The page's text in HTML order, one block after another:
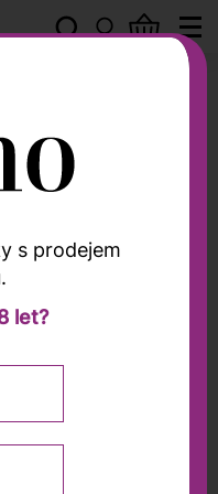
"Bric
Ca’
s prodejem
let?